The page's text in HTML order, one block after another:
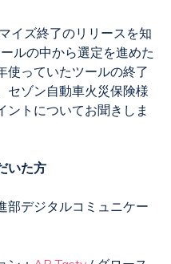
イズ終了のリリースを知
ルの中から選定を進めた
使っていたツールの終了
セゾン自動車火災保険様
ントについてお聞きしま
いた方
部デジタルコミュニケー